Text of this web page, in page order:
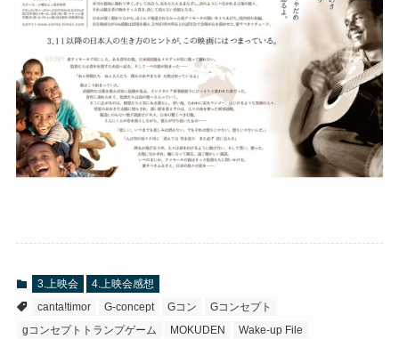
3.上映会
4.上映会感想
canta!timor
G-concept Gコン
Gコンセプト
gコンセプトトランプゲーム
MOKUDEN
Wake-up File